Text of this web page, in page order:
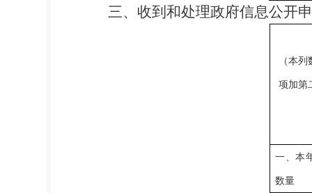
三、收到和处理政府信息公开
（本
项加第
一、本
数量